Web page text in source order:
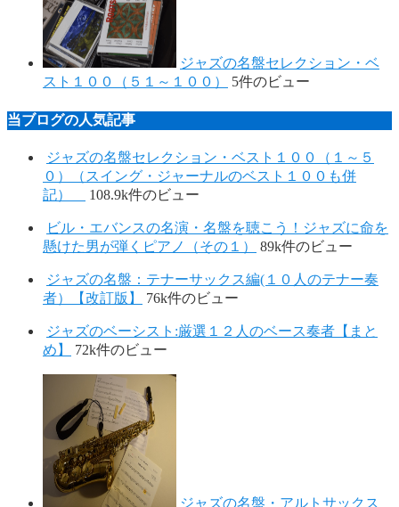
ジャズの名盤セレクション・ベ
スト１００（５１～１００）
5件のビュー
当ブログの人気記事
ジャズの名盤セレクション・ベスト１００（１～５
０）（スイング・ジャーナルのベスト１００も併
記）
108.9k件のビュー
ビル・エバンスの名演・名盤を聴こう！ジャズに命を
懸けた男が弾くピアノ（その１）
89k件のビュー
ジャズの名盤：テナーサックス編(１０人のテナー奏
者）【改訂版】
76k件のビュー
ジャズのベーシスト:厳選１２人のベース奏者【まと
め】
72k件のビュー
ジャズの名盤・アルトサックス